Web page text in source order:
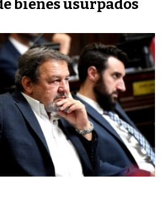
bienes usurpados